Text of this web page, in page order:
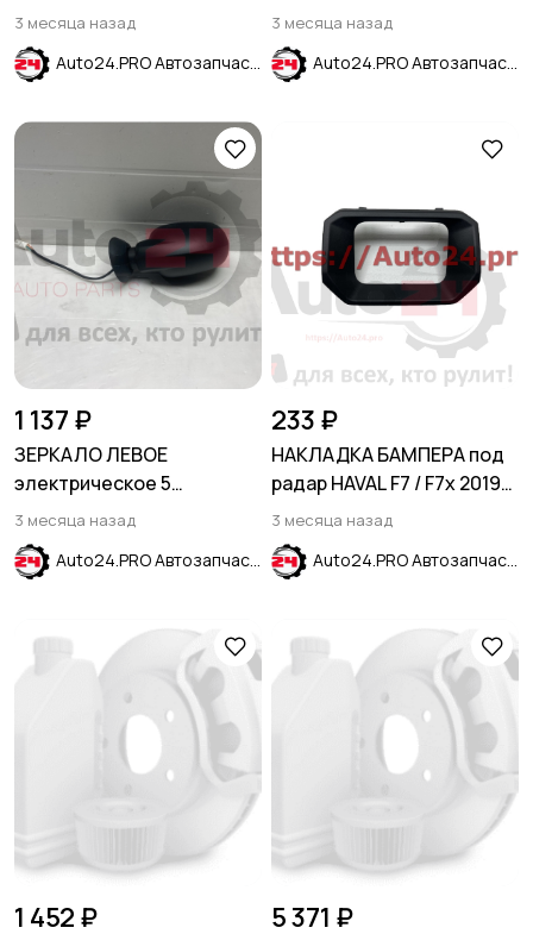
3 месяца назад
Auto24.PRO Автозапчасти
CHEVROLET EQUINOX 2017-
2023
3 месяца назад
Auto24.PRO Автозапчасти
1 137 ₽
ЗЕРКАЛО ЛЕВОЕ
электрическое 5
контактов RENAULT
LOGAN 2005-2010
3 месяца назад
Auto24.PRO Автозапчасти
233 ₽
НАКЛАДКА БАМПЕРА под
радар HAVAL F7 / F7x 2019-
2022
3 месяца назад
Auto24.PRO Автозапчасти
1 452 ₽ 5 371 ₽